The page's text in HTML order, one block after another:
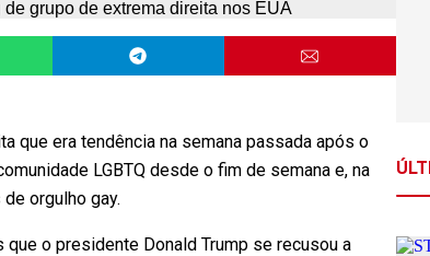
que era tendência na semana passada após o
LGBTQ desde o fim de semana e, na
orgulho gay.
o presidente Donald Trump se recusou a